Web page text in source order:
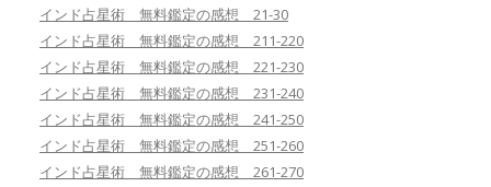
インド占星術 無料鑑定の感想 21-30
インド占星術 無料鑑定の感想 211-220
インド占星術 無料鑑定の感想 221-230
インド占星術 無料鑑定の感想 231-240
インド占星術 無料鑑定の感想 241-250
インド占星術 無料鑑定の感想 251-260
インド占星術 無料鑑定の感想 261-270